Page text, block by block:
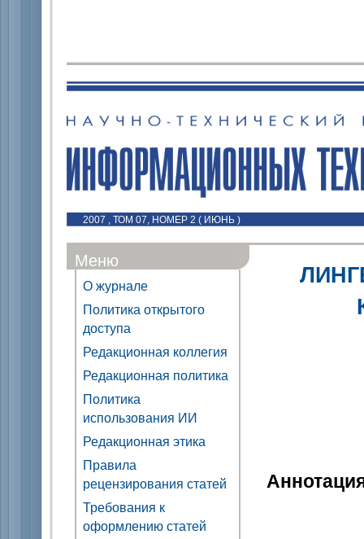
2007 , ТОМ 07, НОМЕР 2 ( ИЮНЬ )
Меню
О журнале
Политика открытого
доступа
Редакционная коллегия
Редакционная политика
Политика
использования ИИ
Редакционная этика
Правила
рецензирования статей
Требования к
оформлению статей